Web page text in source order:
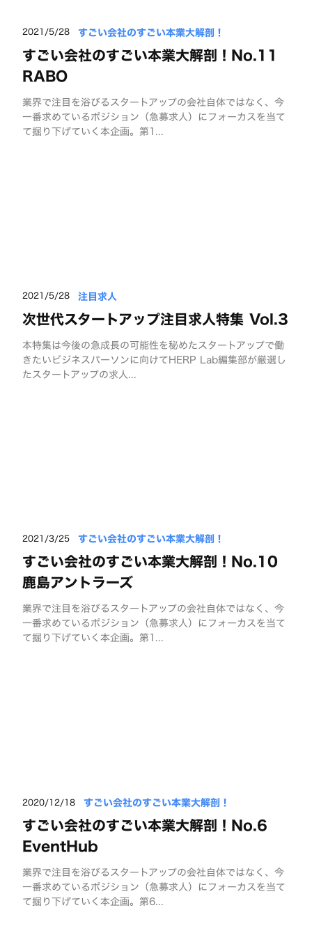
2021/5/28 すごい会社のすごい本業大解剖！
すごい会社のすごい本業大解剖！No.11
RABO
業界で注目を浴びるスタートアップの会社自体ではなく、今
一番求めているポジション（急募求人）にフォーカスを当て
て掘り下げていく本企画。第1...
2021/5/28 注目求人
次世代スタートアップ注目求人特集 Vol.3
本特集は今後の急成長の可能性を秘めたスタートアップで働
きたいビジネスパーソンに向けてHERP Lab編集部が厳選し
たスタートアップの求人...
2021/3/25 すごい会社のすごい本業大解剖！
すごい会社のすごい本業大解剖！No.10
鹿島アントラーズ
業界で注目を浴びるスタートアップの会社自体ではなく、今
一番求めているポジション（急募求人）にフォーカスを当て
て掘り下げていく本企画。第1...
2020/12/18 すごい会社のすごい本業大解剖！
すごい会社のすごい本業大解剖！No.6
EventHub
業界で注目を浴びるスタートアップの会社自体ではなく、今
一番求めているポジション（急募求人）にフォーカスを当て
て掘り下げていく本企画。第6...